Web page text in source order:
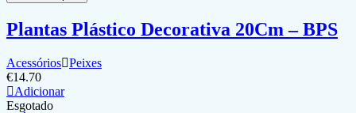
Plantas Plástico Decorativa 20Cm – BPS
Acessórios Peixes
€14.70
Adicionar
Esgotado